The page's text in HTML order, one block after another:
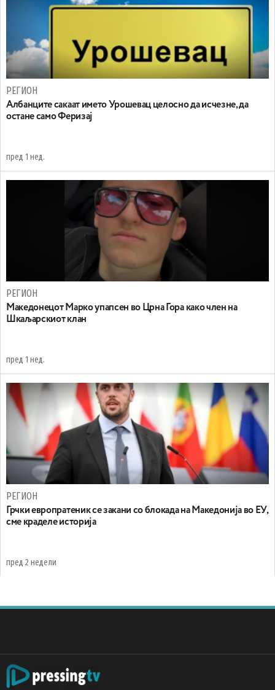
РЕГИОН
Aлбанците сакаат името Урошевац целосно да исчезне, да
остане само Феризај
пред 1 нед.
РЕГИОН
Maкедонецот Марко упапсен во Црна Гора како член на
Шкаљарскиот клан
пред 1 нед.
РЕГИОН
Грчки европратеник се закани со блокада на Македонија во ЕУ,
сме краделе историја
пред 2 недели